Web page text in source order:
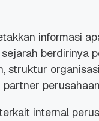
informasi
berdirinya
struktur
partner
internal